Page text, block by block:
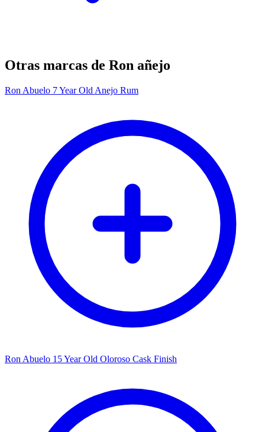
Otras marcas de Ron añejo
Ron Abuelo 7 Year Old Anejo Rum
Ron Abuelo 15 Year Old Oloroso Cask Finish